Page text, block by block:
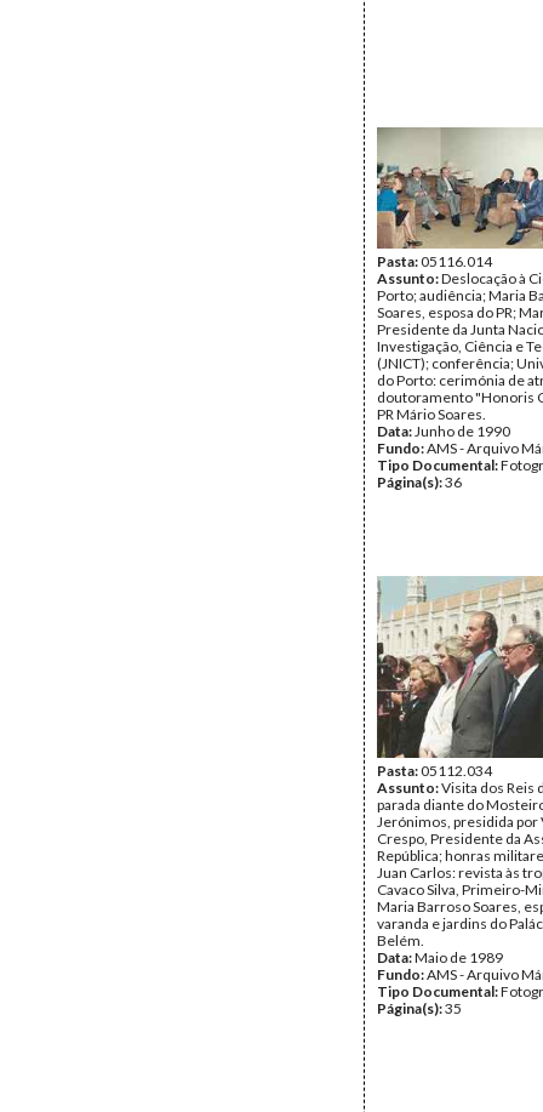
Pasta:05116.014
Assunto:Deslocação à
Porto; audiência; Maria
Soares, esposa do PR;
Presidente da Junta
Investigação, Ciência e
(JNICT); conferência;
do Porto: cerimónia de
doutoramento "Honoris
PR Mário Soares.
Data:Junho de 1990
Fundo:AMS - Arquivo
Tipo Documental:
Página(s):36
Pasta:05112.034
Assunto:Visita dos Reis
parada diante do
Jerónimos, presidida por
Crespo, Presidente da
República; honras
Juan Carlos: revista às
Cavaco Silva, Primeiro-
Maria Barroso Soares,
varanda e jardins do
Belém.
Data:Maio de 1989
Fundo:AMS - Arquivo
Tipo Documental:
Página(s):35